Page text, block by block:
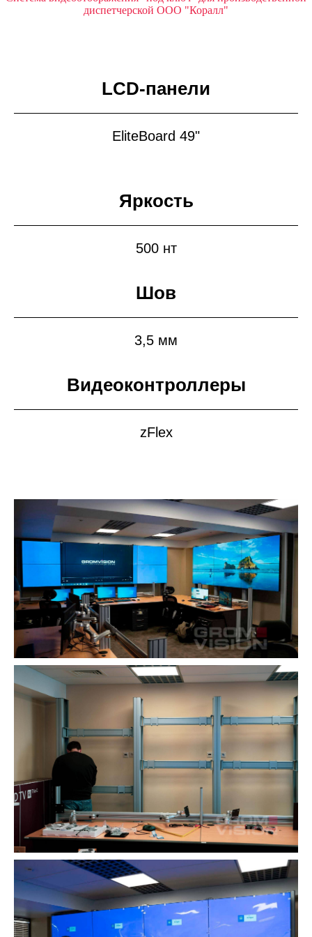
диспетчерской ООО "Коралл"
LCD-панели
EliteBoard 49"
Яркость
500 нт
Шов
3,5 мм
Видеоконтроллеры
zFlex